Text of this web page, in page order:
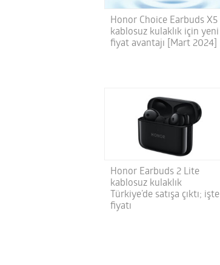
Honor Choice Earbuds X5
kablosuz kulaklık için yeni
fiyat avantajı [Mart 2024]
Honor Earbuds 2 Lite
kablosuz kulaklık
Türkiye’de satışa çıktı; işte
fiyatı